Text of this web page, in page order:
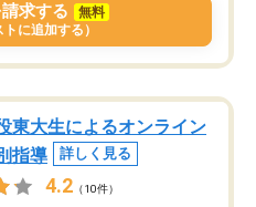
求する
無料
トに追加する）
東大生によるオンライン
指導
詳しく見る
4.2 （10件）